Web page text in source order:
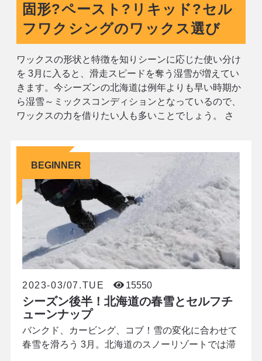
固形?ペースト?リキッド?セル
フワクシングのワックス選び
ワックスの形状と特徴を知りシーンに応じた使い分け
を 3月に入ると、滑走スピードを奪う湿雪が増えてい
きます。今シーズンの北海道は例年よりも早い時期か
ら湿雪～ミックスコンディションとなっているので、
ワックスの力を借りたい人も多いことでしょう。 さ
BEGINNER
2023-03/07.TUE 15550
シーズン後半！北海道の春雪とセルフチ
ューンナップ
バンクド、カービング、コブ！雪の変化に合わせて
春雪を滑ろう 3月。北海道のスノーリゾートでは滞